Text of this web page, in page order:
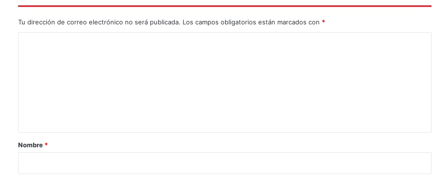
Tu dirección de correo electrónico no será publicada. Los campos obligatorios están marcados con *
rNombre *